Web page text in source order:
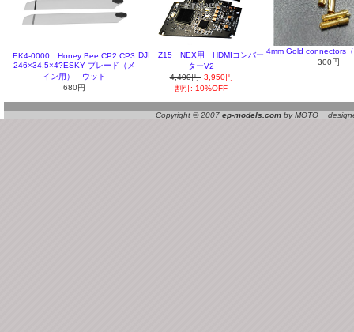
EK4-0000 Honey Bee CP2 CP3
246×34.5×4?ESKY ブレード（メ
イン用） ウッド
680円
DJI Z15 NEX用 HDMIコンバー
ターV2
4,400円 3,950円
割引: 10%OFF
4mm Gold connectors
300円
Copyright © 2007 ep-models.com by MOTO